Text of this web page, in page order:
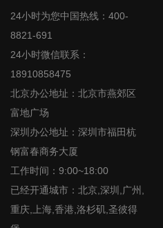
24小时为您中国热线：400-
8821-691
24小时微信联系：
18910858475
北京办公地址：北京市燕郊区
富地广场
深圳办公地址：深圳市福田杭
钢富春商务大厦
工作时间：9:00~18:00
已经开通城市：北京,深圳,广州,
重庆,上海,香港,洛杉矶,圣彼得